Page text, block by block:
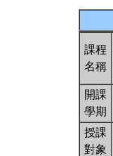
課程
名稱
開課
學期
授課
對象